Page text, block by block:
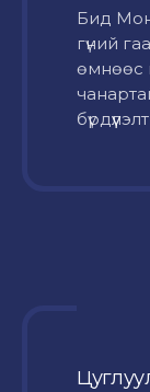
Бид
гүний
өмнөөс